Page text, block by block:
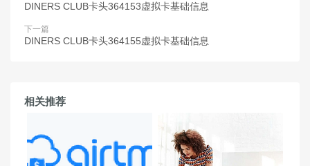
DINERS CLUB卡头364153虚拟卡基础信息
下一篇
DINERS CLUB卡头364155虚拟卡基础信息
相关推荐